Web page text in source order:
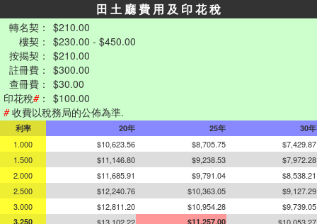
田 土 廳 費 用 及 印 花 稅
轉名契： $210.00
樓契： $230.00 - $450.00
按揭契： $210.00
註冊費： $300.00
查冊費： $30.00
印花稅#： $100.00
#收費以稅務局的公佈為準.
利率 20年 25年 30年
1.000 $10,623.56 $8,705.75
$7,429.87
1.500
$11,146.80 $9,238.53
$7,972.28
2.000
$11,685.91 $9,791.04
$8,538.21
2.500
$12,240.76 $10,363.05
$9,127.29
3.000
$12,811.20 $10,954.28 $9,739.05
3.250 $11,257.00